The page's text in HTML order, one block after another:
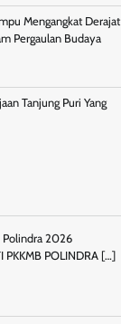
Mengangkat Derajat
Pergaulan Budaya
Tanjung Puri Yang
Polindra 2026
PKKMB POLINDRA […]